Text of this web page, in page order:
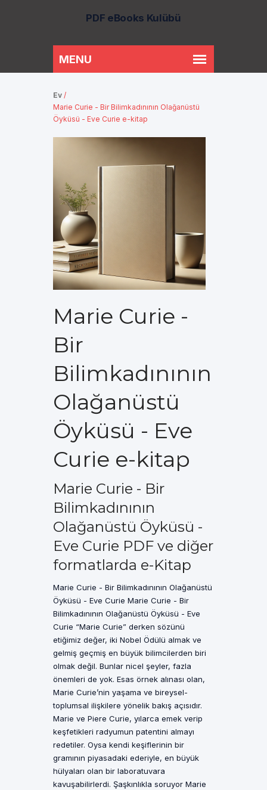
PDF eBooks Kulübü
Ev /
Marie Curie - Bir Bilimkadınının Olağanüstü
Öyküsü - Eve Curie e-kitap
Marie Curie -
Bir
Bilimkadınının
Olağanüstü
Öyküsü - Eve
Curie e-kitap
Marie Curie - Bir
Bilimkadınının
Olağanüstü Öyküsü -
Eve Curie PDF ve diğer
formatlarda e-Kitap
Marie Curie - Bir Bilimkadınının Olağanüstü
Öyküsü - Eve Curie Marie Curie - Bir
Bilimkadınının Olağanüstü Öyküsü - Eve
Curie “Marie Curie” derken sözünü
etiğimiz değer, iki Nobel Ödülü almak ve
gelmiş geçmiş en büyük bilimcilerden biri
olmak değil. Bunlar nicel şeyler, fazla
önemleri de yok. Esas örnek alınası olan,
Marie Curie’nin yaşama ve bireysel-
toplumsal ilişkilere yönelik bakış açısıdır.
Marie ve Piere Curie, yılarca emek verip
keşfetikleri radyumun patentini almayı
redetiler. Oysa kendi keşiflerinin bir
gramının piyasadaki ederiyle, en büyük
hülyaları olan bir laboratuvara
kavuşabilirlerdi. Şaşkınlıkla soruyor Marie